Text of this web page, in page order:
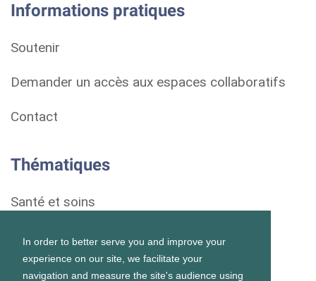
In order to better serve you and improve your
experience on our site, we facilitate your
navigation and measure the site's audience using
Informations pratiques
Soutenir
Demander un accès aux espaces collaboratifs
Contact
Thématiques
Santé et soins
Droits et démarches
Habitat